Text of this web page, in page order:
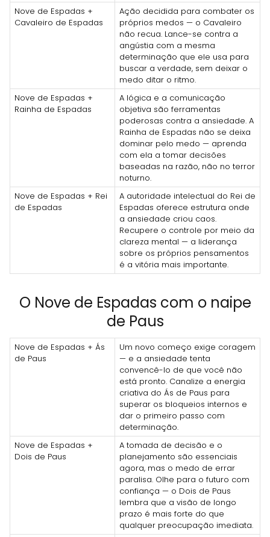
Nove de Espadas +
Cavaleiro de Espadas
Ação decidida para combater os
próprios medos — o Cavaleiro
não recua. Lance-se contra a
angústia com a mesma
determinação que ele usa para
buscar a verdade, sem deixar o
medo ditar o ritmo.
Nove de Espadas +
Rainha de Espadas
A lógica e a comunicação
objetiva são ferramentas
poderosas contra a ansiedade. A
Rainha de Espadas não se deixa
dominar pelo medo — aprenda
com ela a tomar decisões
baseadas na razão, não no terror
noturno.
Nove de Espadas + Rei
de Espadas
A autoridade intelectual do Rei de
Espadas oferece estrutura onde
a ansiedade criou caos.
Recupere o controle por meio da
clareza mental — a liderança
sobre os próprios pensamentos
é a vitória mais importante.
O Nove de Espadas com o naipe
de Paus
Nove de Espadas + Ás
de Paus
Um novo começo exige coragem
— e a ansiedade tenta
convencê-lo de que você não
está pronto. Canalize a energia
criativa do Ás de Paus para
superar os bloqueios internos e
dar o primeiro passo com
determinação.
Nove de Espadas +
Dois de Paus
A tomada de decisão e o
planejamento são essenciais
agora, mas o medo de errar
paralisa. Olhe para o futuro com
confiança — o Dois de Paus
lembra que a visão de longo
prazo é mais forte do que
qualquer preocupação imediata.